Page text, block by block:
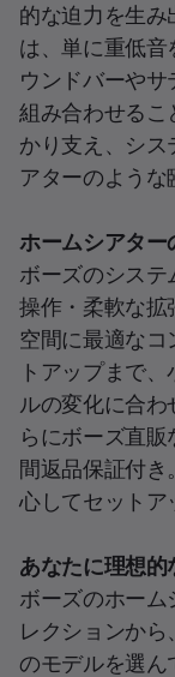
的な迫力を生み
は、単に重低
ウンドバーやサ
組み合わせるこ
かり支え、シ
アターのような
ホームシアター
ボーズのシス
操作・柔軟な拡
空間に最適なコ
トアップまで
ルの変化に合わ
らにボーズ直
間返品保証付
心してセットア
あなたに理想的
ボーズのホーム
レクションか
のモデルを選ん